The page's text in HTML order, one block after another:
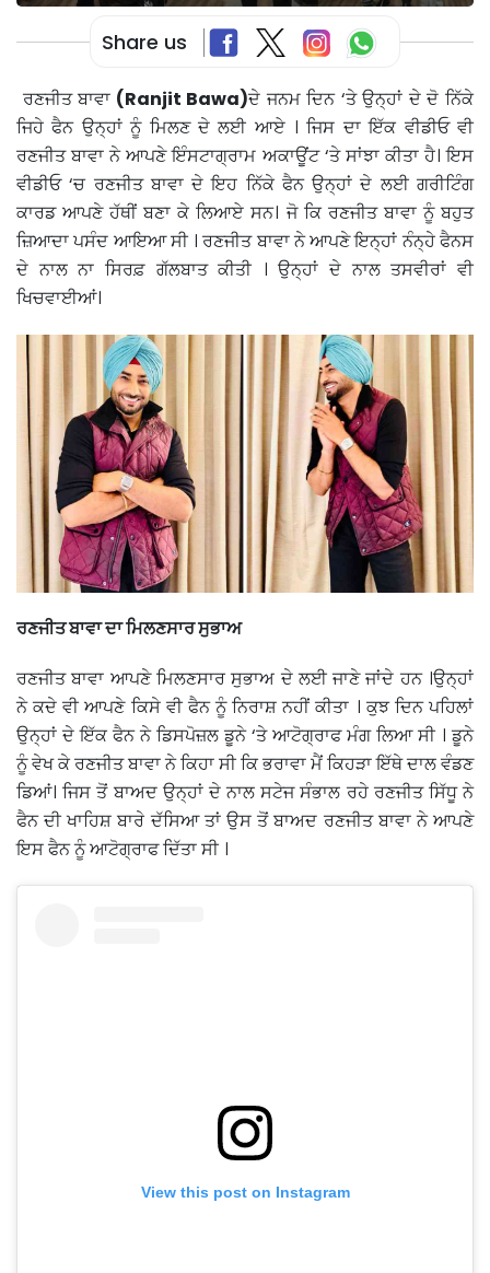
Share us
ਰਣਜੀਤ ਬਾਵਾ (Ranjit Bawa)ਦੇ ਜਨਮ ਦਿਨ ‘ਤੇ ਉਨ੍ਹਾਂ ਦੇ ਦੋ ਨਿੱਕੇ
ਜਿਹੇ ਫੈਨ ਉਨ੍ਹਾਂ ਨੂੰ ਮਿਲਣ ਦੇ ਲਈ ਆਏ । ਜਿਸ ਦਾ ਇੱਕ ਵੀਡੀਓ ਵੀ
ਰਣਜੀਤ ਬਾਵਾ ਨੇ ਆਪਣੇ ਇੰਸਟਾਗ੍ਰਾਮ ਅਕਾਊਂਟ ‘ਤੇ ਸਾਂਝਾ ਕੀਤਾ ਹੈ। ਇਸ
ਵੀਡੀਓ ‘ਚ ਰਣਜੀਤ ਬਾਵਾ ਦੇ ਇਹ ਨਿੱਕੇ ਫੈਨ ਉਨ੍ਹਾਂ ਦੇ ਲਈ ਗਰੀਟਿੰਗ
ਕਾਰਡ ਆਪਣੇ ਹੱਥੀਂ ਬਣਾ ਕੇ ਲਿਆਏ ਸਨ। ਜੋ ਕਿ ਰਣਜੀਤ ਬਾਵਾ ਨੂੰ ਬਹੁਤ
ਜ਼ਿਆਦਾ ਪਸੰਦ ਆਇਆ ਸੀ । ਰਣਜੀਤ ਬਾਵਾ ਨੇ ਆਪਣੇ ਇਨ੍ਹਾਂ ਨੰਨ੍ਹੇ ਫੈਨਸ
ਦੇ ਨਾਲ ਨਾ ਸਿਰਫ਼ ਗੱਲਬਾਤ ਕੀਤੀ । ਉਨ੍ਹਾਂ ਦੇ ਨਾਲ ਤਸਵੀਰਾਂ ਵੀ
ਖਿਚਵਾਈਆਂ।
ਰਣਜੀਤ ਬਾਵਾ ਦਾ ਮਿਲਣਸਾਰ ਸੁਭਾਅ
ਰਣਜੀਤ ਬਾਵਾ ਆਪਣੇ ਮਿਲਣਸਾਰ ਸੁਭਾਅ ਦੇ ਲਈ ਜਾਣੇ ਜਾਂਦੇ ਹਨ ।ਉਨ੍ਹਾਂ
ਨੇ ਕਦੇ ਵੀ ਆਪਣੇ ਕਿਸੇ ਵੀ ਫੈਨ ਨੂੰ ਨਿਰਾਸ਼ ਨਹੀਂ ਕੀਤਾ । ਕੁਝ ਦਿਨ ਪਹਿਲਾਂ
ਉਨ੍ਹਾਂ ਦੇ ਇੱਕ ਫੈਨ ਨੇ ਡਿਸਪੋਜ਼ਲ ਡੂਨੇ ‘ਤੇ ਆਟੋਗ੍ਰਾਫ ਮੰਗ ਲਿਆ ਸੀ । ਡੂਨੇ
ਨੂੰ ਵੇਖ ਕੇ ਰਣਜੀਤ ਬਾਵਾ ਨੇ ਕਿਹਾ ਸੀ ਕਿ ਭਰਾਵਾ ਮੈਂ ਕਿਹੜਾ ਇੱਥੇ ਦਾਲ ਵੰਡਣ
ਡਿਆਂ। ਜਿਸ ਤੋਂ ਬਾਅਦ ਉਨ੍ਹਾਂ ਦੇ ਨਾਲ ਸਟੇਜ ਸੰਭਾਲ ਰਹੇ ਰਣਜੀਤ ਸਿੱਧੂ ਨੇ
ਫੈਨ ਦੀ ਖਾਹਿਸ਼ ਬਾਰੇ ਦੱਸਿਆ ਤਾਂ ਉਸ ਤੋਂ ਬਾਅਦ ਰਣਜੀਤ ਬਾਵਾ ਨੇ ਆਪਣੇ
ਇਸ ਫੈਨ ਨੂੰ ਆਟੋਗ੍ਰਾਫ ਦਿੱਤਾ ਸੀ ।
View this post on Instagram